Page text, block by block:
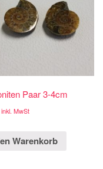
Paar 3-4cm
inkl. MwSt
Warenkorb